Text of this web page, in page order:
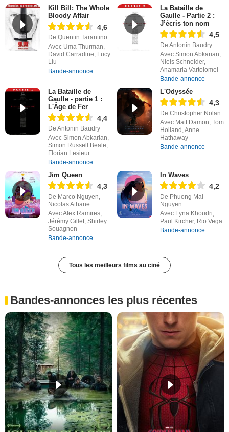
Kill Bill: The Whole
Bloody Affair
4,6
De Quentin Tarantino
Avec Uma Thurman,
David Carradine, Lucy
Liu
Bande-annonce
La Bataille de
Gaulle - Partie 2 :
J’écris ton nom
4,5
De Antonin Baudry
Avec Simon Abkarian,
Niels Schneider,
Anamaria Vartolomei
Bande-annonce
La Bataille de
Gaulle - partie 1 :
L'Âge de Fer
4,4
De Antonin Baudry
Avec Simon Abkarian,
Simon Russell Beale,
Florian Lesieur
Bande-annonce
L'Odyssée
4,3
De Christopher Nolan
Avec Matt Damon, Tom
Holland, Anne
Hathaway
Bande-annonce
Jim Queen
4,3
De Marco Nguyen,
Nicolas Athane
Avec Alex Ramires,
Jérémy Gillet, Shirley
Souagnon
Bande-annonce
In Waves
4,2
De Phuong Mai
Nguyen
Avec Lyna Khoudri,
Paul Kircher, Rio Vega
Bande-annonce
Tous les meilleurs films au ciné
Bandes-annonces les plus récentes